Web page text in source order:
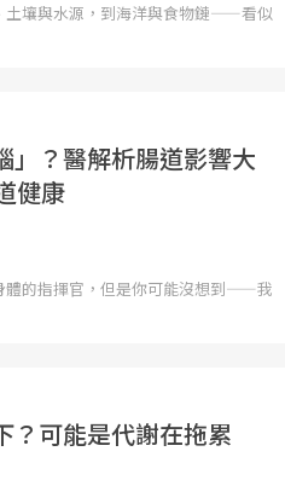
土壤與水源，到海洋與食物鏈——看似
」？醫解析腸道影響大
健康
體的指揮官，但是你可能沒想到——我
？可能是代謝在拖累